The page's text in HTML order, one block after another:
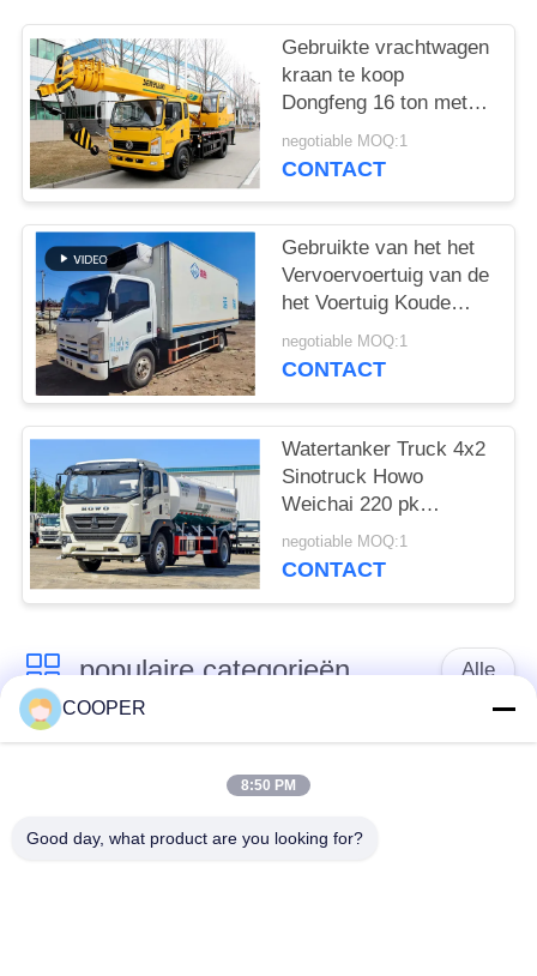
Gebruikte vrachtwagen
kraan te koop
Dongfeng 16 ton met
vijf-sectie rechte arm
Chinese mobiele kraan
negotiable MOQ:1
CONTACT
Gebruikte van het het
Vervoervoertuig van de
het Voertuig Koude
Ketting van ISUZU
Refrigerated Van 130P
negotiable MOQ:1
CONTACT
Watertanker Truck 4x2
Sinotruck Howo
Weichai 220 pk
Dubbele achterbanden
Eén rij cabine
negotiable MOQ:1
CONTACT
populaire categorieën Alle
Gebruikte
Bussen
COOPER
8:50 PM
Good day, what product are you looking for?